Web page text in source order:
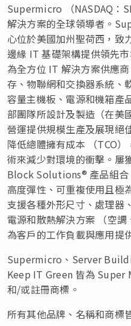
Supermicro （NASDAQ：
解決方案的全球領導者。
心位於美國加州聖荷西，致
邊緣 IT 基礎架構提供領先
為全方位 IT 解決方案供應
存、物聯網和交換器系統、
容量主機板、電源和機箱
部團隊所設計及製造（在美
營運提供規模生產及展現絕
降低總體擁有成本 （TCO
術來減少對環境的衝擊。
Block Solutions® 產品組合
高度彈性、可重複使用且極
支援各種外形尺寸、處理器
電源和散熱解決方案 （空
為客戶的工作負載與應用提
Supermicro、Server
Keep IT Green 皆為
和/或註冊商標。
所有其他品牌、名稱和商標